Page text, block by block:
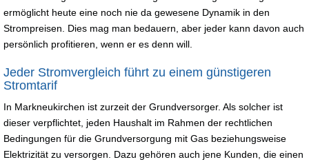
ermöglicht heute eine noch nie da gewesene Dynamik in den
Strompreisen. Dies mag man bedauern, aber jeder kann davon auch
persönlich profitieren, wenn er es denn will.
Jeder Stromvergleich führt zu einem günstigeren
Stromtarif
In Markneukirchen ist zurzeit der Grundversorger. Als solcher ist
dieser verpflichtet, jeden Haushalt im Rahmen der rechtlichen
Bedingungen für die Grundversorgung mit Gas beziehungsweise
Elektrizität zu versorgen. Dazu gehören auch jene Kunden, die einen